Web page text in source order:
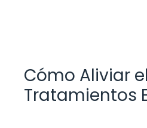
Cómo Aliviar
Tratamientos